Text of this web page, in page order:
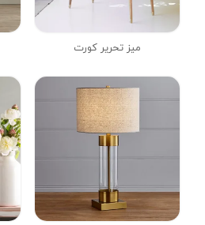
میز تحریر کورت